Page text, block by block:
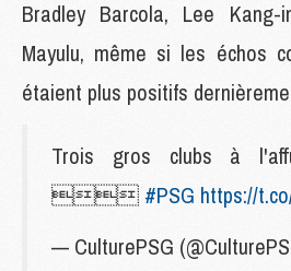
Bradley Barcola, Lee
Mayulu, même si les échos
étaient plus positifs
Trois gros clubs à
 #PSG https://
— CulturePSG